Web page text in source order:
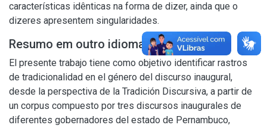
características idênticas na forma de dizer, ainda que o
dizeres apresentem singularidades.
Resumo em outro idioma
El presente trabajo tiene como objetivo identificar rastros
de tradicionalidad en el género del discurso inaugural,
desde la perspectiva de la Tradición Discursiva, a partir de
un corpus compuesto por tres discursos inaugurales de
diferentes gobernadores del estado de Pernambuco,